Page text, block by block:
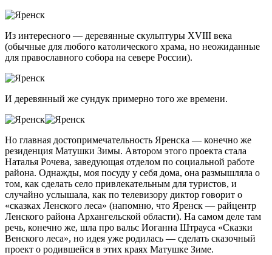
Из интересного — деревянные скульптуры XVIII века
(обычные для любого католического храма, но неожиданные
для православного собора на севере России).
И деревянный же сундук примерно того же времени.
Но главная достопримечательность Яренска — конечно же
резиденция Матушки Зимы. Автором этого проекта стала
Наталья Рочева, заведующая отделом по социальной работе
района. Однажды, моя посуду у себя дома, она размышляла о
том, как сделать село привлекательным для туристов, и
случайно услышала, как по телевизору диктор говорит о
«сказках Ленского леса» (напомню, что Яренск — райцентр
Ленского района Архангельской области). На самом деле там
речь, конечно же, шла про вальс Иоганна Штрауса «Сказки
Венского леса», но идея уже родилась — сделать сказочный
проект о родившейся в этих краях Матушке Зиме.